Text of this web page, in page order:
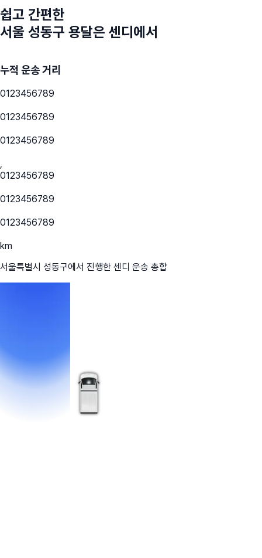
쉽고 간편한
서울 성동구 용달은 센디에서
누적 운송 거리
0123456789
0123456789
0123456789
,
0123456789
0123456789
0123456789
km
서울특별시 성동구에서 진행한 센디 운송 총합